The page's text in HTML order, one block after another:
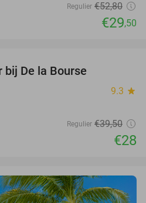
Regulier €52,80
€29,50
bij De la Bourse
9.3 star
Regulier €39,50
€28